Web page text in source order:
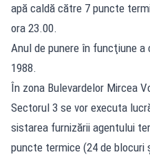
apă caldă către 7 puncte
ora 23.00.
Anul de punere în funcţiune
1988.
În zona Bulevardelor Mircea
Sectorul 3 se vor executa
sistarea furnizării agentului
puncte termice (24 de blocuri